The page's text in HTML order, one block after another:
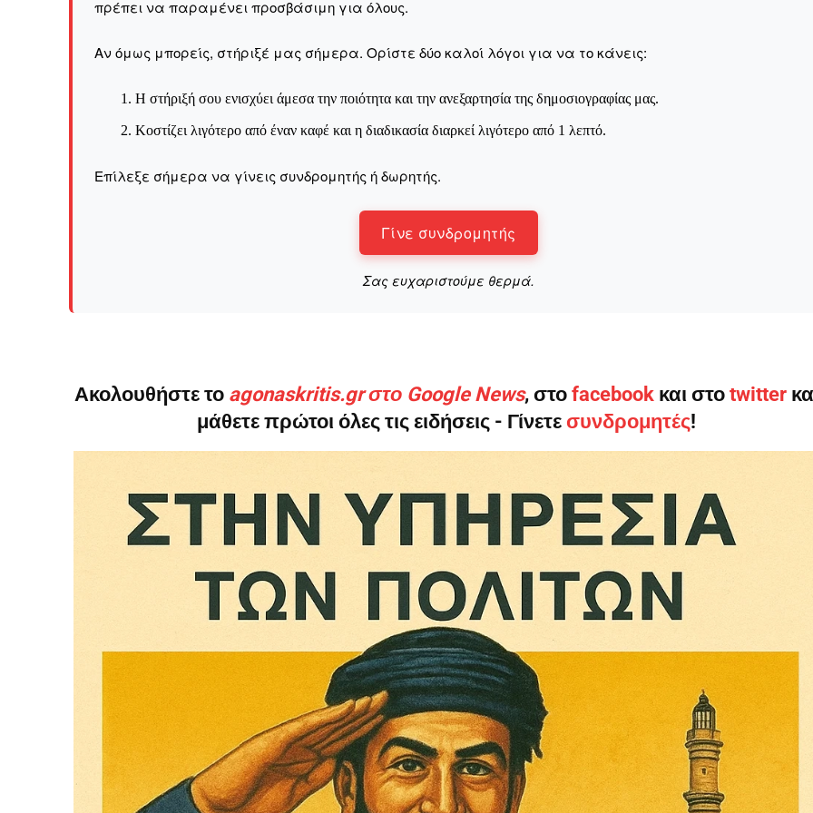
πρέπει να παραμένει προσβάσιμη για όλους.
Αν όμως μπορείς, στήριξέ μας σήμερα. Ορίστε δύο καλοί λόγοι για να το κάνεις:
Η στήριξή σου ενισχύει άμεσα την ποιότητα και την ανεξαρτησία της δημοσιογραφίας μας.
Κοστίζει λιγότερο από έναν καφέ και η διαδικασία διαρκεί λιγότερο από 1 λεπτό.
Επίλεξε σήμερα να γίνεις συνδρομητής ή δωρητής.
Γίνε συνδρομητής
Σας ευχαριστούμε θερμά.
Ακολουθήστε το agonaskritis.gr στο Google News, στο facebook και στο twitter
μάθετε πρώτοι όλες τις ειδήσεις - Γίνετε συνδρομητές!